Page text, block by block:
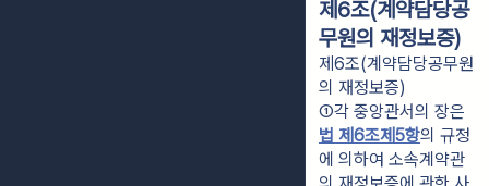
제6조(계약담당공
무원의 재정보증)
제6조(계약담당공무원
의 재정보증)
법 제6조제5항의 규정
에 의하여 소속계약관